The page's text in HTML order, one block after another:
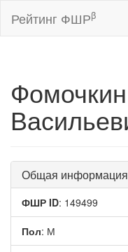
Рейтинг ФШРβ
Общая информация
ФШР ID: 149499
Пол: М